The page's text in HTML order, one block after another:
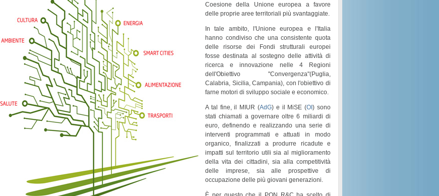
Coesione della Unione europea a favore
delle proprie aree territoriali più svantaggiate.
In tale ambito, l'Unione europea e l'Italia
hanno condiviso che una consistente quota
delle risorse dei Fondi strutturali europei
fosse destinata al sostegno delle attività di
ricerca e innovazione nelle 4 Regioni
dell'Obiettivo "Convergenza"(Puglia,
Calabria, Sicilia, Campania), con l'obiettivo di
farne motori di sviluppo sociale e economico.
A tal fine, il MIUR (AdG) e il MiSE (OI) sono
stati chiamati a governareoltre 6 miliardi di
euro, definendo e realizzando una serie di
interventi programmati e attuati in modo
organico, finalizzati a produrre ricadute e
impatti sul territorio utili sia al miglioramento
della vita dei cittadini, sia alla competitività
delle imprese, sia alle prospettive di
occupazione delle più giovani generazioni.